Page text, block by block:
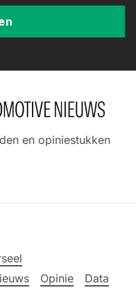
en opiniestukken
Opinie
Data